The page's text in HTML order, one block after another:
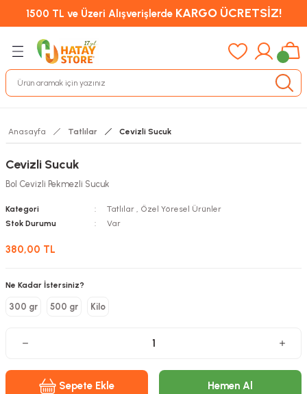
1500 TL ve Üzeri Alışverişlerde KARGO ÜCRETSİZ!
Anasayfa Tatlılar Cevizli Sucuk
Cevizli Sucuk
Bol Cevizli Pekmezli Sucuk
Kategori Tatlılar , Özel Yöresel Ürünler
Stok Durumu
Var
380,00 TL
Ne Kadar İstersiniz?
300 gr 500 gr Kilo
Sepete Ekle Hemen Al